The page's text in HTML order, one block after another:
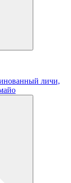
личи,